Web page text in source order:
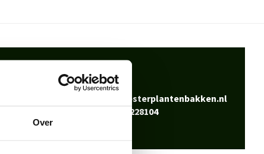
Over
Neem contactBel0344-228104
info@polyesterplantenbakken.nl
0344-228104